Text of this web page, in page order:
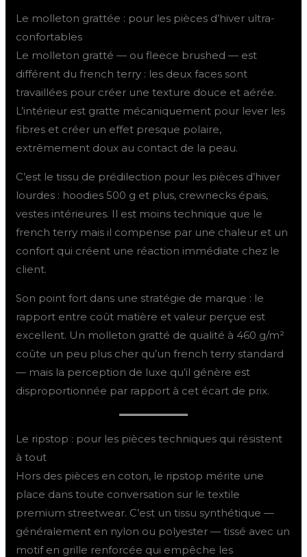
Le molleton grattée : pour les pièces d’hiver ultra-
confortables
Le molleton gratté — ou fleece brushed — est
différent du french terry : les deux faces sont
travaillées pour créer une texture douce et aérée.
L’intérieur est gratte mécaniquement pour lever les
fibres et créer un effet presque polaire,
extrêmement doux au contact de la peau.
C’est le tissu de prédilection pour les pièces d’hiver
lourdes : hoodies 500 g et plus, crewnecks épais,
vestes intérieures. Il est moins technique que le
french terry mais il compense par une chaleur et un
confort qui créent une réaction immédiate chez le
client.
Son point fort dans une stratégie de marque : le
rapport entre coût matière et valeur perçue est
excellent. Un molleton gratté de qualité à 460 g/m²
coûte un peu plus cher qu’un french terry standard
— mais la perception de luxe qu’il génère est
disproportionnée par rapport à cet écart de prix.
Le ripstop : pour les pièces techniques qui résistent
à tout
Hors des pièces en coton, le ripstop mérite une
place dans toute conversation sur le textile
premium streetwear. C’est un tissu synthétique —
généralement en nylon ou polyester — tissé avec un
motif en grille renforcée qui empêche les